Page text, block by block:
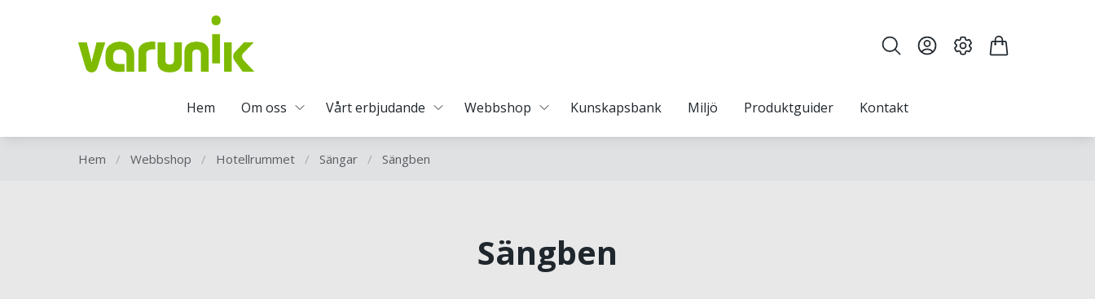
Hem Om oss Vårt erbjudande Webbshop Kunskapsbank Miljö Produktguider Kontakt
Hem / Webbshop / Hotellrummet / Sängar / Sängben
Sängben